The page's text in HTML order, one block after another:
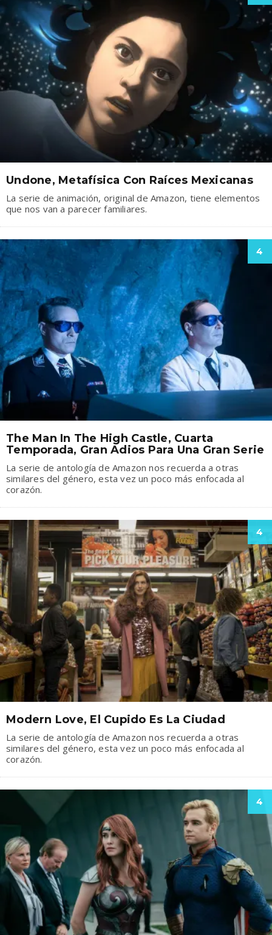
Undone, Metafísica Con Raíces Mexicanas
La serie de animación, original de Amazon, tiene elementos
que nos van a parecer familiares.
4
The Man In The High Castle, Cuarta
Temporada, Gran Adios Para Una Gran Serie
La serie de antología de Amazon nos recuerda a otras
similares del género, esta vez un poco más enfocada al
corazón.
4
Modern Love, El Cupido Es La Ciudad
La serie de antología de Amazon nos recuerda a otras
similares del género, esta vez un poco más enfocada al
corazón.
4